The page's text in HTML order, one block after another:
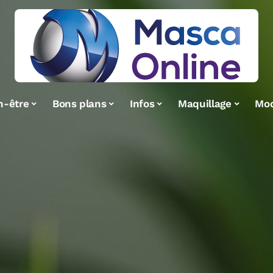
être Bons plans Infos Maquillage